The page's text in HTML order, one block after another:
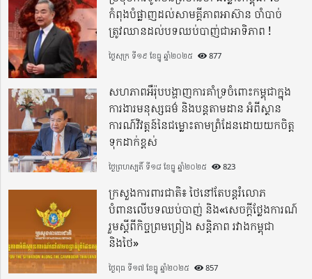
កំពុងបំផ្លាញដល់សាមគ្គីភាពអាស៊ាន ចាំបាច់
ត្រូវឈានដល់បទឈប់បាញ់ជាអាទិភាព !
ថ្ងៃសុក្រ ទី១៩ ខែធ្នូ ឆ្នាំ២០២៥ 877
សហភាពអឺរ៉ុបបង្ហាញការគាំទ្រចំពោះកម្ពុជាក្នុង
ការងារមនុស្សធម៌ និងបន្តតាមដាន អំពីស្ថាន
ការណ៍វិវត្តន៍នៃជម្លោះតាមព្រំដែនដោយយកចិត្ត
ទុកដាក់ខ្ពស់
ថ្ងៃព្រហស្បតិ៍ ទី១៨ ខែធ្នូ ឆ្នាំ២០២៥ 823
ក្រសួងការពារជាតិ៖ ថៃនៅតែបន្តរំលោភ
បំពានលើបទឈប់បាញ់ និង«សេចក្តីថ្លែងការណ៍
រួមស្តីពីកិច្ចព្រមព្រៀង សន្តិភាព រវាងកម្ពុជា
និងថៃ»
ថ្ងៃពុធ ទី១៧ ខែធ្នូ ឆ្នាំ២០២៥ 857